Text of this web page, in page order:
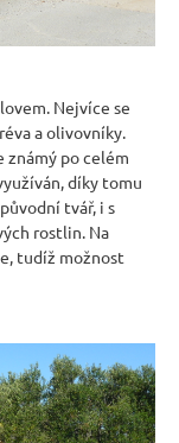
Nejvíce se
a olivovníky.
známý po celém
díky tomu
tvář, i s
rostlin. Na
tudíž možnost